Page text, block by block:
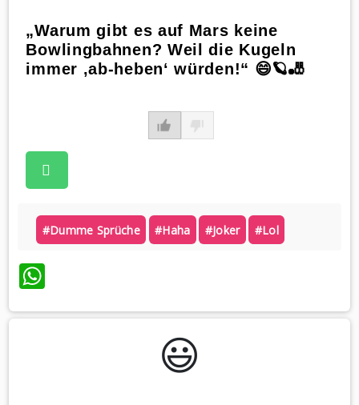
„Warum gibt es auf Mars keine
Bowlingbahnen? Weil die Kugeln
immer ‚ab-heben‘ würden!“ 😄🪐🎳
#dumme Sprüche #haha #joker #lol
WhatsApp
😃️